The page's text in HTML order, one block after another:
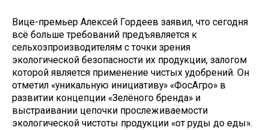
Вице-премьер Алексей Гордеев заявил, что сегодня
всё больше требований предъявляется к
сельхозпроизводителям с точки зрения
экологической безопасности их продукции, залогом
которой является применение чистых удобрений. Он
отметил «уникальную инициативу» «Фос­Агро» в
развитии концепции «Зелёного бренда» и
выстраивании цепочки прослеживаемости
экологической чистоты продукции «от руды до еды».